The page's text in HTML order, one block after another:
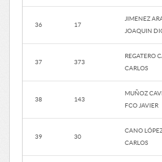
36 17
JIMENEZ
JOAQUIN
37 373
REGATERO
CARLOS
38 143
MUÑOZ
FCO JAVIER
39 30
CANO
CARLOS